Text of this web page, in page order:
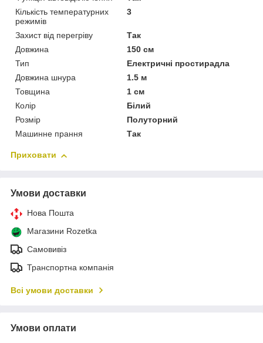
Кількість температурних
режимів
3
Захист від перегріву
Так
Довжина
150 см
Тип
Електричні простирадла
Довжина шнура
1.5 м
Товщина
1 см
Колір
Білий
Розмір
Полуторний
Машинне прання
Так
Приховати
Умови доставки
Нова Пошта
Магазини Rozetka
Самовивіз
Транспортна компанія
Всі умови доставки
Умови оплати